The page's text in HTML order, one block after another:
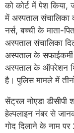
को कोर्ट में पेश किया,
में अस्पताल संचालिका
नर्स, बच्ची के माता-
अस्पताल संचालिका
अस्पताल के
अस्पताल के ऑपरेशन
है। पुलिस मामले में
सेंट्रल नोएडा डीसीपी
हेल्पलाइन नंबर से
गोद दिलाने के नाम